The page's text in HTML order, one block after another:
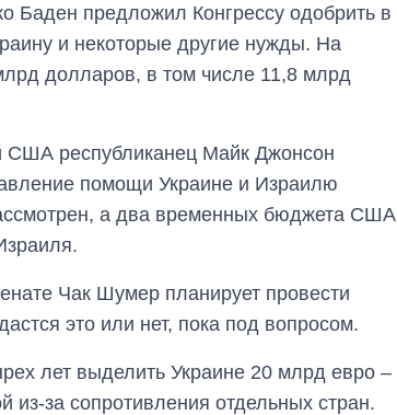
Баден предложил Конгрессу одобрить в
и некоторые другие нужды. На
долларов, в том числе 11,8 млрд
США республиканец Майк Джонсон
помощи Украине и Израилю
а два временных бюджета США
Чак Шумер планирует провести
это или нет, пока под вопросом.
лет выделить Украине 20 млрд евро –
из-за сопротивления отдельных стран.